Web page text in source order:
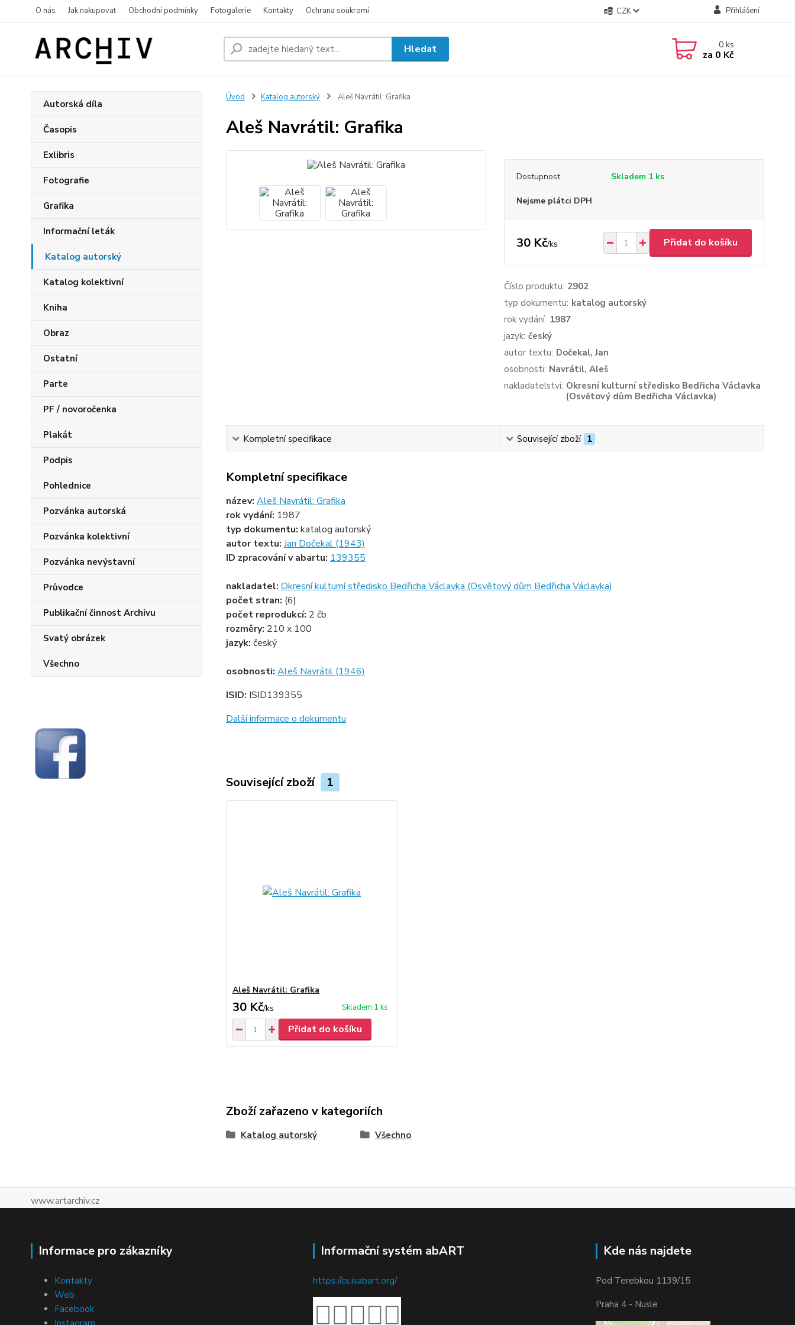
O nás Jak nakupovat Obchodní podmínky Fotogalerie Kontakty Ochrana soukromí CZK Přihlášení
Hledat 0ks
za 0 Kč
Autorská díla
Časopis
Exlibris
Fotografie
Grafika
Informační leták
Katalog autorský
Katalog kolektivní
Kniha
Obraz
Ostatní
Parte
PF / novoročenka
Plakát
Podpis
Pohlednice
Pozvánka autorská
Pozvánka kolektivní
Pozvánka nevýstavní
Průvodce
Publikační činnost Archivu
Svatý obrázek
Všechno
Úvod Katalog autorský Aleš Navrátil: Grafika
Aleš Navrátil: Grafika
Dostupnost Skladem 1 ks
Nejsme plátci DPH
30 Kč/ks Přidat do košíku
Číslo produktu: 2902
typ dokumentu: katalog autorský
rok vydání: 1987
jazyk: český
autor textu: Dočekal, Jan
osobnosti: Navrátil, Aleš
nakladatelství: Okresní kulturní středisko Bedřicha Václavka
(Osvětový dům Bedřicha Václavka)
Kompletní specifikace Související zboží 1
Kompletní specifikace
název: Aleš Navrátil: Grafika
rok vydání: 1987
typ dokumentu: katalog autorský
autor textu: Jan Dočekal (1943)
ID zpracování v abartu: 139355
nakladatel: Okresní kulturní středisko Bedřicha Václavka (Osvětový dům Bedřicha Václavka)
počet stran: (6)
počet reprodukcí: 2 čb
rozměry: 210 x 100
jazyk: český
osobnosti: Aleš Navrátil (1946)
ISID: ISID139355
Další informace o dokumentu
Související zboží 1
Aleš Navrátil: Grafika
30 Kč/ks Skladem 1 ks
Přidat do košíku
Zboží zařazeno v kategoriích
Katalog autorský Všechno
www.artarchiv.cz
Informace pro zákazníky
Kontakty
Web
Facebook
Informační systém abART
https://cs.isabart.org/
Kde nás najdete
Pod Terebkou 1139/15
Praha 4 - Nusle